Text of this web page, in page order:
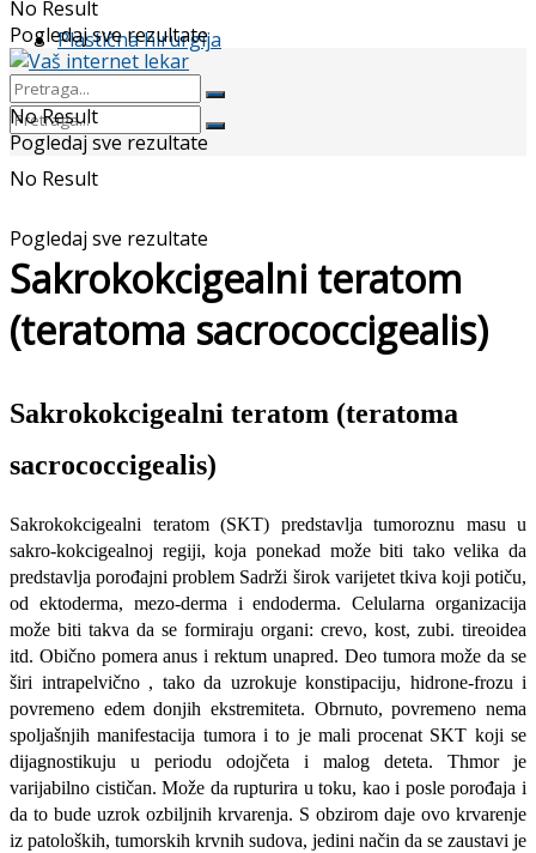
Plastična hirurgija
No Result
Pogledaj sve rezultate
No Result
Pogledaj sve rezultate
No Result
Pogledaj sve rezultate
Sakrokokcigealni teratom
(teratoma sacrococcigealis)
Sakrokokcigealni teratom (teratoma
sacrococcigealis)
Sakrokokcigealni teratom (SKT) predstavlja tumoroznu masu u
sakro-kokcigealnoj regiji, koja ponekad može biti tako velika da
predstavlja porođajni problem Sadrži širok varijetet tkiva koji potiču,
od ektoderma, mezo-derma i endoderma. Celularna organizacija
može biti takva da se formiraju organi: crevo, kost, zubi. tireoidea
itd. Obično pomera anus i rektum unapred. Deo tumora može da se
širi intrapelvično , tako da uzrokuje konstipaciju, hidrone-frozu i
povremeno edem donjih ekstremiteta. Obrnuto, povremeno nema
spoljašnjih manifestacija tumora i to je mali procenat SKT koji se
dijagnostikuju u periodu odojčeta i malog deteta. Thmor je
varijabilno cističan. Može da rupturira u toku, kao i posle porođaja i
da to bude uzrok ozbiljnih krvarenja. S obzirom daje ovo krvarenje
iz patoloških, tumorskih krvnih sudova, jedini način da se zaustavi je